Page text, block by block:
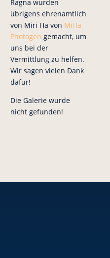
Ragna wurden
übrigens ehrenamtlich
von Miri Ha von MiHa-
Photogen gemacht, um
uns bei der
Vermittlung zu helfen.
Wir sagen vielen Dank
dafür!
Die Galerie wurde
nicht gefunden!